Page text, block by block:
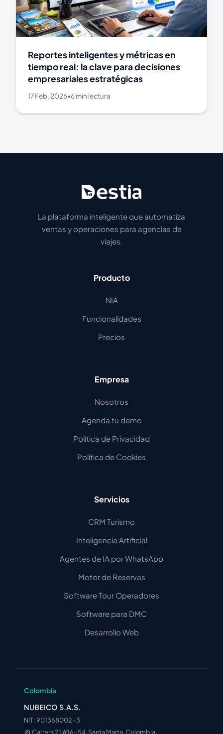
Reportes inteligentes y métricas en
tiempo real: la clave para decisiones
empresariales estratégicas
17 Feb, 2026•6 min lectura
La plataforma inteligente que automatiza
ventas y operaciones para agencias de
viajes.
Producto
NIA
Funcionalidades
Precios
Empresa
Nosotros
Agenda tu demo
Política de Privacidad
Política de Cookies
Servicios
CRM Turismo
Inteligencia Artificial
Agentes de IA por WhatsApp
Motor de Reservas
Software Tour Operadores
Software para DMC
Desarrollo Web
Colombia
NUBEICO S.A.S.
NIT: 901368002-3
Carrera 21 #16-54, Santa Marta, Colombia